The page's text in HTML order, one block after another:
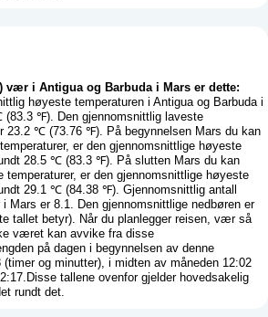
vær i Antigua og Barbuda i Mars er dette:
høyeste temperaturen i Antigua og Barbuda i
(83.3 ℉). Den gjennomsnittlig laveste
23.2 ℃ (73.76 ℉). På begynnelsen Mars du kan
er den gjennomsnittlige høyeste
28.5 ℃ (83.3 ℉). På slutten Mars du kan
temperaturer, er den gjennomsnittlige høyeste
29.1 ℃ (84.38 ℉). Gjennomsnittlig antall
Mars er 8.1. Den gjennomsnittlige nedbøren er
tallet betyr). Når du planlegger reisen, vær så
været kan avvike fra disse
på dagen i begynnelsen av denne
(timer og minutter), i midten av måneden 12:02
tallene ovenfor gjelder hovedsakelig
rundt det.